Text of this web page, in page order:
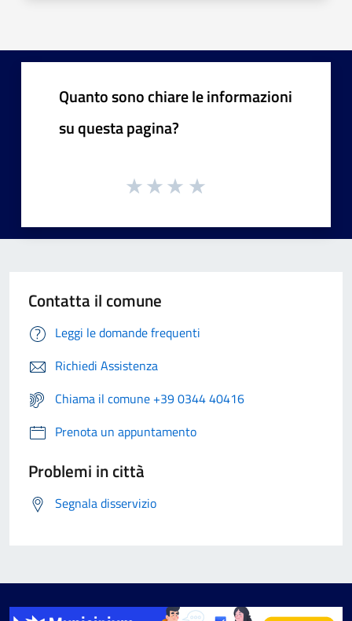
Quanto sono chiare le informazioni
su questa pagina?
Contatta il comune
Leggi le domande frequenti
Richiedi Assistenza
Chiama il comune +39 0344 40416
Prenota un appuntamento
Problemi in città
Segnala disservizio